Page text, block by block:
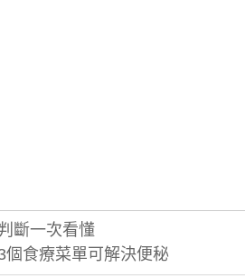
斷一次看懂
食療菜單可解決便秘